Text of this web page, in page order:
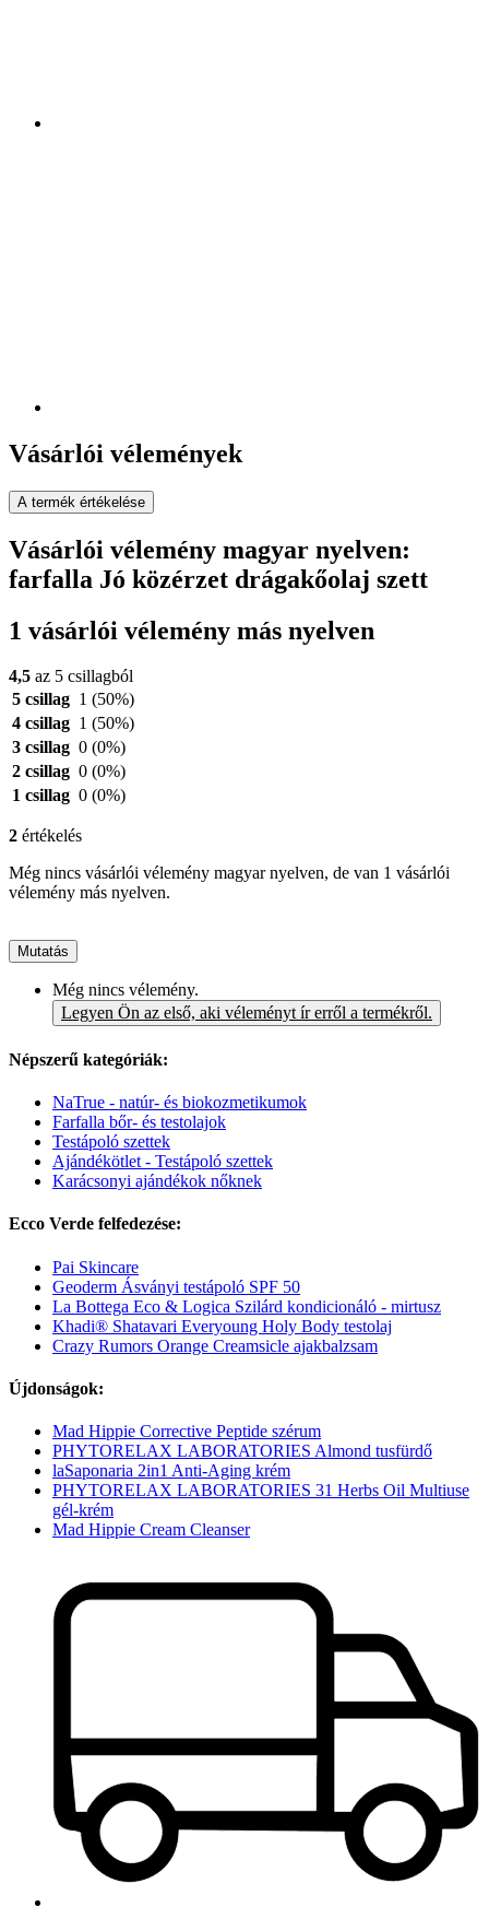
Vásárlói vélemények
A termék értékelése
Vásárlói vélemény magyar nyelven:
farfalla Jó közérzet drágakőolaj szett
1 vásárlói vélemény más nyelven
4,5 az 5 csillagból
5 csillag 1 (50%)
4 csillag 1 (50%)
3 csillag 0 (0%)
2 csillag 0 (0%)
1 csillag 0 (0%)
2 értékelés
Még nincs vásárlói vélemény magyar nyelven, de van 1 vásárlói
vélemény más nyelven.
Mutatás
Még nincs vélemény.
Legyen Ön az első, aki véleményt ír erről a termékről.
Népszerű kategóriák:
NaTrue - natúr- és biokozmetikumok
Farfalla bőr- és testolajok
Testápoló szettek
Ajándékötlet - Testápoló szettek
Karácsonyi ajándékok nőknek
Ecco Verde felfedezése:
Pai Skincare
Geoderm Ásványi testápoló SPF 50
La Bottega Eco & Logica Szilárd kondicionáló - mirtusz
Khadi® Shatavari Everyoung Holy Body testolaj
Crazy Rumors Orange Creamsicle ajakbalzsam
Újdonságok:
Mad Hippie Corrective Peptide szérum
PHYTORELAX LABORATORIES Almond tusfürdő
laSaponaria 2in1 Anti-Aging krém
PHYTORELAX LABORATORIES 31 Herbs Oil Multiuse
gél-krém
Mad Hippie Cream Cleanser